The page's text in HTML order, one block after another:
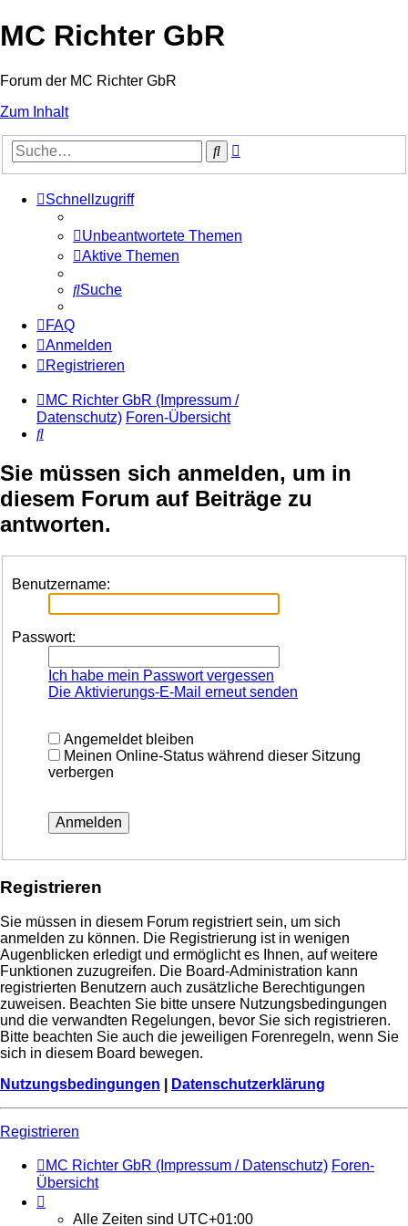
MC Richter GbR
Forum der MC Richter GbR
Zum Inhalt
Suche
Schnellzugriff
Unbeantwortete Themen
Aktive Themen
Suche
FAQ
Anmelden
Registrieren
MC Richter GbR (Impressum /
Datenschutz) Foren-Übersicht
Suche
Sie müssen sich anmelden, um in
diesem Forum auf Beiträge zu
antworten.
Benutzername:
Passwort:
Ich habe mein Passwort vergessen
Die Aktivierungs-E-Mail erneut senden
Angemeldet bleiben
Meinen Online-Status während dieser Sitzung
verbergen
Registrieren
Sie müssen in diesem Forum registriert sein, um sich
anmelden zu können. Die Registrierung ist in wenigen
Augenblicken erledigt und ermöglicht es Ihnen, auf weitere
Funktionen zuzugreifen. Die Board-Administration kann
registrierten Benutzern auch zusätzliche Berechtigungen
zuweisen. Beachten Sie bitte unsere Nutzungsbedingungen
und die verwandten Regelungen, bevor Sie sich registrieren.
Bitte beachten Sie auch die jeweiligen Forenregeln, wenn Sie
sich in diesem Board bewegen.
Nutzungsbedingungen
Datenschutzerklärung
Registrieren
MC Richter GbR (Impressum / Datenschutz) Foren-
Übersicht
Alle Zeiten sind UTC+01:00